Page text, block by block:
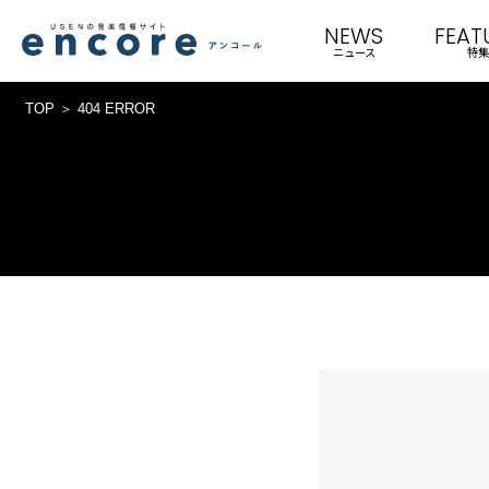
NEWS
ニュース 特集
TOP 404 ERROR